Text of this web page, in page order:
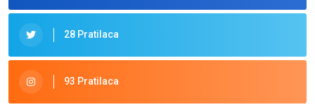
28 Pratilaca
93 Pratilaca